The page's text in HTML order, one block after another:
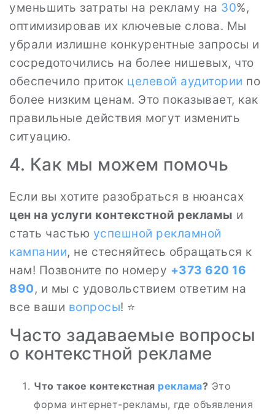
уменьшить затраты на рекламу на 30%,
оптимизировав их ключевые слова. Мы
убрали излишне конкурентные запросы и
сосредоточились на более нишевых, что
обеспечило приток целевой аудитории по
более низким ценам. Это показывает, как
правильные действия могут изменить
ситуацию.
4. Как мы можем помочь
Если вы хотите разобраться в нюансах
цен на услуги контекстной рекламы и
стать частью успешной рекламной
кампании, не стесняйтесь обращаться к
нам! Позвоните по номеру +373 620 16
890, и мы с удовольствием ответим на
все ваши вопросы! ⭐
Часто задаваемые вопросы
о контекстной рекламе
Что такое контекстная реклама? Это
форма интернет-рекламы, где объявления